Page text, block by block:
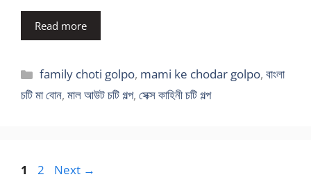
Read more
Categories
family choti golpo, mami ke chodar golpo,বাংলা
চটি মা বোন, মাল আউট চটি গল্প, সেক্স কাহিনী চটি গল্প
Page
1 Page
2 Next →